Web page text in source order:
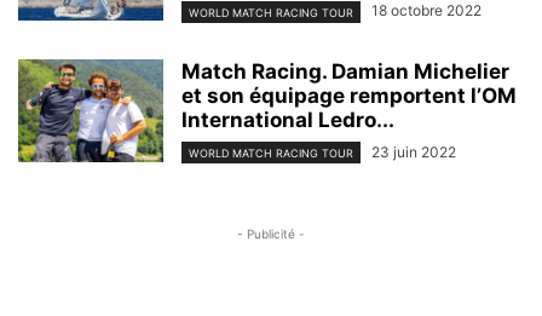
WORLD MATCH RACING TOUR 18 octobre 2022
Match Racing. Damian Michelier
et son équipage remportent l’OM
International Ledro...
WORLD MATCH RACING TOUR 23 juin 2022
- Publicité -